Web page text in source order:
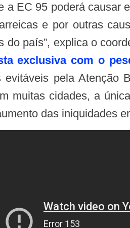
a EC 95 poderá causar
e por outras
do país”, explica o
exclusiva com o
evitáveis pela Atenção
muitas cidades, a
das iniquidades